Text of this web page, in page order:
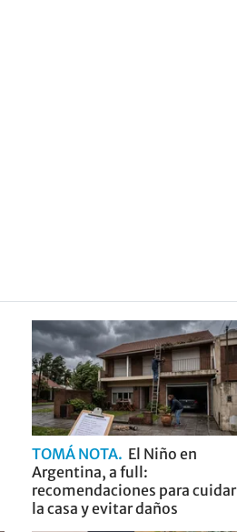
TOMÁ NOTA
El Niño en
Argentina, a full:
recomendaciones para cuidar
la casa y evitar daños